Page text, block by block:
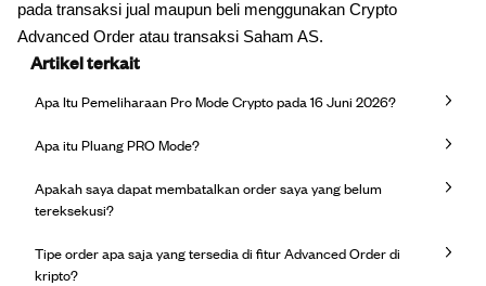
pada transaksi jual maupun beli menggunakan Crypto
Advanced Order atau transaksi Saham AS.
Artikel terkait
Apa Itu Pemeliharaan Pro Mode Crypto pada 16 Juni 2026?
Apa itu Pluang PRO Mode?
Apakah saya dapat membatalkan order saya yang belum
tereksekusi?
Tipe order apa saja yang tersedia di fitur Advanced Order di
kripto?